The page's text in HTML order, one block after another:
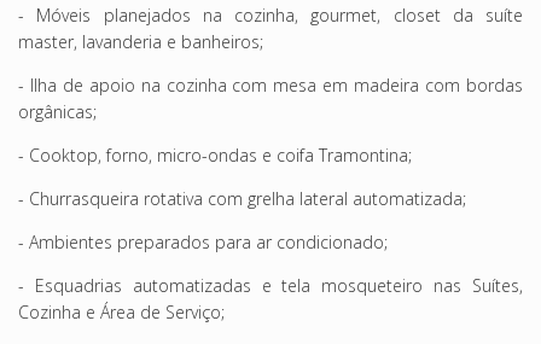
- Móveis planejados na cozinha, gourmet, closet da suíte
master, lavanderia e banheiros;
- Ilha de apoio na cozinha com mesa em madeira com bordas
orgânicas;
- Cooktop, forno, micro-ondas e coifa Tramontina;
- Churrasqueira rotativa com grelha lateral automatizada;
- Ambientes preparados para ar condicionado;
- Esquadrias automatizadas e tela mosqueteiro nas Suítes,
Cozinha e Área de Serviço;